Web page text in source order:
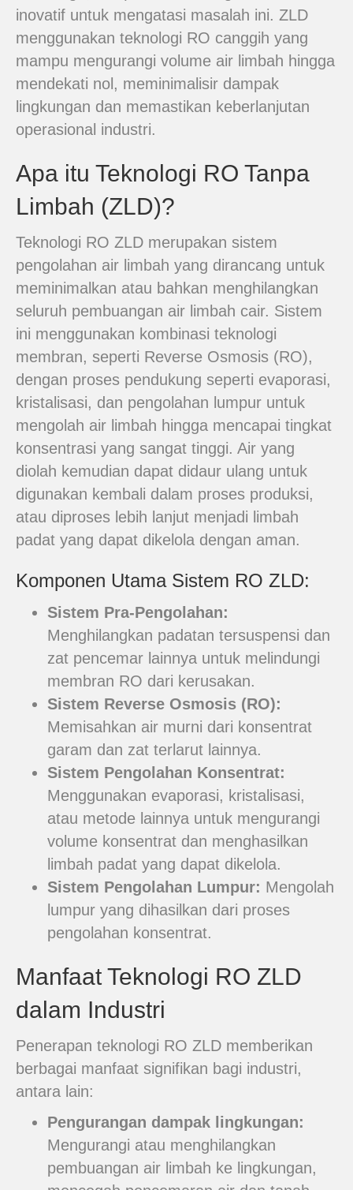
inovatif untuk mengatasi masalah ini. ZLD
menggunakan teknologi RO canggih yang
mampu mengurangi volume air limbah hingga
mendekati nol, meminimalisir dampak
lingkungan dan memastikan keberlanjutan
operasional industri.
Apa itu Teknologi RO Tanpa
Limbah (ZLD)?
Teknologi RO ZLD merupakan sistem
pengolahan air limbah yang dirancang untuk
meminimalkan atau bahkan menghilangkan
seluruh pembuangan air limbah cair. Sistem
ini menggunakan kombinasi teknologi
membran, seperti Reverse Osmosis (RO),
dengan proses pendukung seperti evaporasi,
kristalisasi, dan pengolahan lumpur untuk
mengolah air limbah hingga mencapai tingkat
konsentrasi yang sangat tinggi. Air yang
diolah kemudian dapat didaur ulang untuk
digunakan kembali dalam proses produksi,
atau diproses lebih lanjut menjadi limbah
padat yang dapat dikelola dengan aman.
Komponen Utama Sistem RO ZLD:
Sistem Pra-Pengolahan:
Menghilangkan padatan tersuspensi dan
zat pencemar lainnya untuk melindungi
membran RO dari kerusakan.
Sistem Reverse Osmosis (RO):
Memisahkan air murni dari konsentrat
garam dan zat terlarut lainnya.
Sistem Pengolahan Konsentrat:
Menggunakan evaporasi, kristalisasi,
atau metode lainnya untuk mengurangi
volume konsentrat dan menghasilkan
limbah padat yang dapat dikelola.
Sistem Pengolahan Lumpur: Mengolah
lumpur yang dihasilkan dari proses
pengolahan konsentrat.
Manfaat Teknologi RO ZLD
dalam Industri
Penerapan teknologi RO ZLD memberikan
berbagai manfaat signifikan bagi industri,
antara lain:
Pengurangan dampak lingkungan:
Mengurangi atau menghilangkan
pembuangan air limbah ke lingkungan,